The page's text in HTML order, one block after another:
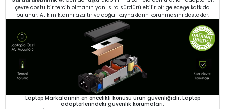
çevre dostu bir tercih olmanın yanı sıra sürdürülebilir bir geleceğe katkıda
bulunur. Atık miktarını azaltır ve doğal kaynakların korunmasını destekler.
Laptop Markalarının en öncelikli konusu ürün güvenliğidir. Laptop
adaptörlerindeki güvenlik korumaları: